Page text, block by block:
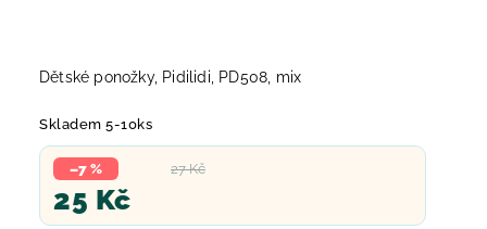
Dětské ponožky, Pidilidi, PD508, mix
Skladem 5-10ks
27 Kč
–7 %
25 Kč